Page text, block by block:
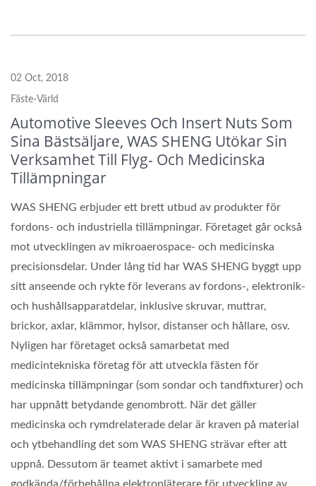
02 Oct, 2018
Fäste-Värld
Automotive Sleeves Och Insert Nuts Som
Sina Bästsäljare, WAS SHENG Utökar Sin
Verksamhet Till Flyg- Och Medicinska
Tillämpningar
WAS SHENG erbjuder ett brett utbud av produkter för
fordons- och industriella tillämpningar. Företaget går också
mot utvecklingen av mikroaerospace- och medicinska
precisionsdelar. Under lång tid har WAS SHENG byggt upp
sitt anseende och rykte för leverans av fordons-, elektronik-
och hushållsapparatdelar, inklusive skruvar, muttrar,
brickor, axlar, klämmor, hylsor, distanser och hållare, osv.
Nyligen har företaget också samarbetat med
medicintekniska företag för att utveckla fästen för
medicinska tillämpningar (som sondar och tandfixturer) och
har uppnått betydande genombrott. När det gäller
medicinska och rymdrelaterade delar är kraven på material
och ytbehandling det som WAS SHENG strävar efter att
uppnå. Dessutom är teamet aktivt i samarbete med
godkända/förbehållna elektropläterare för utveckling av